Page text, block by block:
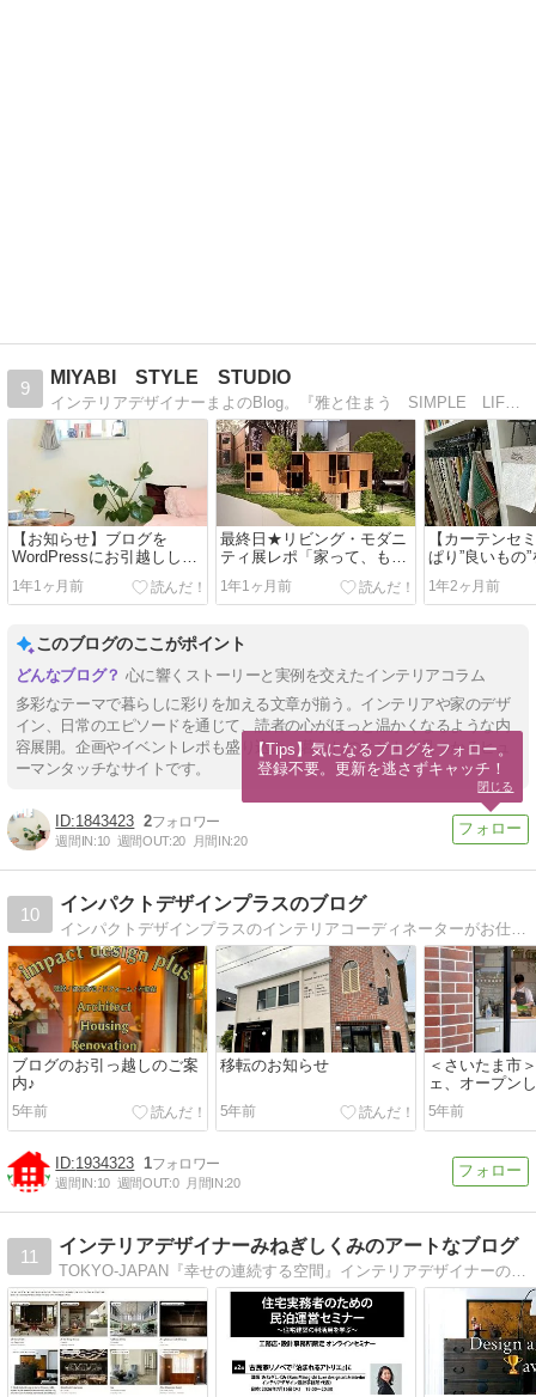
9
MIYABI STYLE STUDIO
インテリアデザイナーまよのBlog。『雅と住まう SIMPLE LIFE』をコンセプトに、東京・神奈川を中心にお仕事をしています。2児の母。
【お知らせ】ブログを
WordPressにお引越ししま
した♪
1年1ヶ月前
最終日★リビング・モダニ
ティ展レポ「家って、もっ
と自由でいい」名建築に学
ぶ暮らしのかたち
1年1ヶ月前
【カーテンセ
ぱり”良いもの
い！プロが感
ンセミナー
1年2ヶ月前
このブログのここがポイント
心に響くストーリーと実例を交えたインテリアコラム
多彩なテーマで暮らしに彩りを加える文章が揃う。インテリアや家のデザ
イン、日常のエピソードを通じて、読者の心がほっと温かくなるような内
容展開。企画やイベントレポも盛り込み、暮らしのヒントが見つかるヒュ
ーマンタッチなサイトです。
1843423 2
週間IN:10 週間OUT:20 月間IN:20
10
インパクトデザインプラスのブログ
インパクトデザインプラスのインテリアコーディネーターがお仕事、インテリアのこと、日常の何気ない日々を気ままにつぶやいています。
ブログのお引っ越しのご案
内♪
5年前
移転のお知らせ
5年前
＜さいたま市
ェ、オープン
5年前
1934323 1
週間IN:10 週間OUT:0 月間IN:20
11
インテリアデザイナーみねぎしくみのアートなブログ
TOKYO-JAPAN『幸せの連続する空間』インテリアデザイナーの目線の日常、アート、仕事のブログ。
【Tips】気になるブログをフォロー。
登録不要。更新を逃さずキャッチ！
閉じる